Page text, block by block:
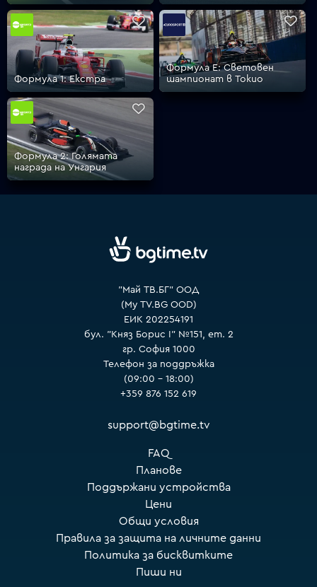
Формула 1: Екстра
Формула Е: Световен
шампионат в Токио
Формула 2: Голямата
награда на Унгария
"Май ТВ.БГ" ООД
(My TV.BG OOD)
ЕИК 202254191
бул. "Княз Борис I" №151, ет. 2
гр. София 1000
Телефон за поддръжка
(09:00 – 18:00)
+359 876 152 619
support@bgtime.tv
FAQ
Планове
Поддържани устройства
Цени
Общи условия
Правила за защита на личните данни
Политика за бисквитките
Пиши ни